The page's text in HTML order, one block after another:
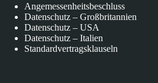
Angemessenheitsbeschluss
Datenschutz – Großbritannien
Datenschutz – USA
Datenschutz – Italien
Standardvertragsklauseln